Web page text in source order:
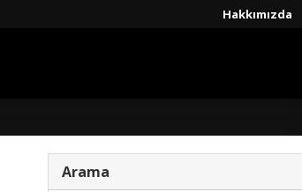
Hakkımızda
Arama